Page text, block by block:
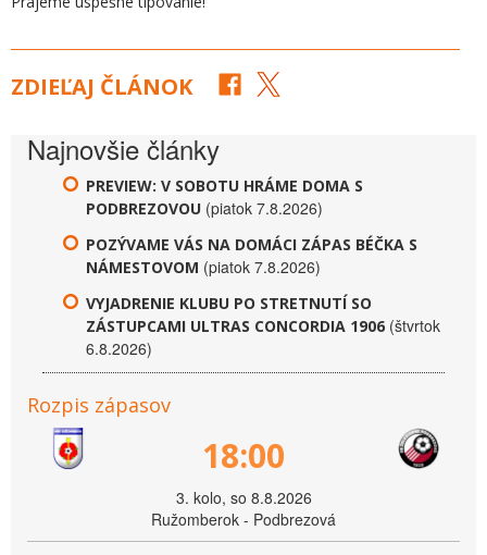
ZDIEĽAJ ČLÁNOK
Najnovšie články
PREVIEW: V SOBOTU HRÁME DOMA S
PODBREZOVOU (piatok 7.8.2026)
POZÝVAME VÁS NA DOMÁCI ZÁPAS BÉČKA S
NÁMESTOVOM (piatok 7.8.2026)
VYJADRENIE KLUBU PO STRETNUTÍ SO
ZÁSTUPCAMI ULTRAS CONCORDIA 1906 (štvrtok
6.8.2026)
Rozpis zápasov
18:00
3. kolo, so 8.8.2026
Ružomberok - Podbrezová